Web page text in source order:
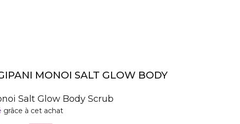
MONOI SALT GLOW BODY
Salt Glow Body Scrub
grâce à cet achat